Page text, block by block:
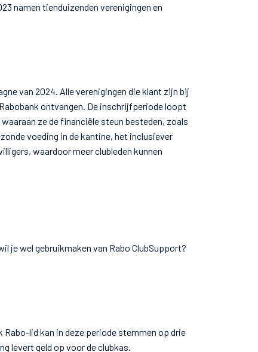
namen tienduizenden verenigingen en
van 2024. Alle verenigingen die klant zijn bij
ontvangen. De inschrijfperiode loopt
ze de financiële steun besteden, zoals
voeding in de kantine, het inclusiever
waardoor meer clubleden kunnen
je wel gebruikmaken van Rabo ClubSupport?
lid kan in deze periode stemmen op drie
levert geld op voor de clubkas.